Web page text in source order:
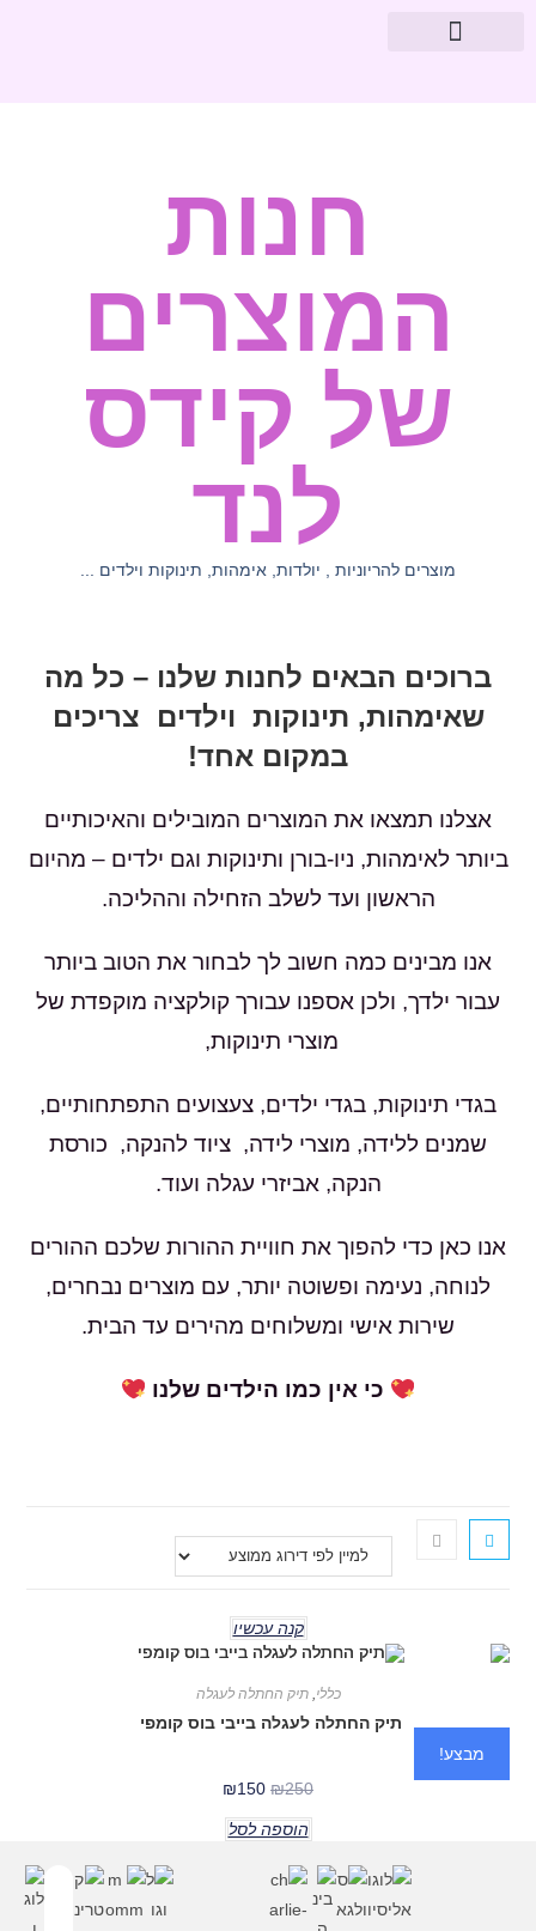
חנות
המוצרים
של קידס
לנד
מוצרים להריוניות , יולדות, אימהות, תינוקות וילדים ...
ברוכים הבאים לחנות שלנו – כל מה
שאימהות, תינוקות וילדים צריכים
במקום אחד!
אצלנו תמצאו את המוצרים המובילים והאיכותיים
ביותר לאימהות, ניו-בורן ותינוקות וגם ילדים – מהיום
הראשון ועד לשלב הזחילה וההליכה.
אנו מבינים כמה חשוב לך לבחור את הטוב ביותר
עבור ילדך, ולכן אספנו עבורך קולקציה מוקפדת של
מוצרי תינוקות,
בגדי תינוקות, בגדי ילדים, צעצועים התפתחותיים,
שמנים ללידה, מוצרי לידה, ציוד להנקה, כורסת
הנקה, אביזרי עגלה ועוד.
אנו כאן כדי להפוך את חוויית ההורות שלכם ההורים
לנוחה, נעימה ופשוטה יותר, עם מוצרים נבחרים,
שירות אישי ומשלוחים מהירים עד הבית.
כי אין כמו הילדים שלנו
קנה עכשיו
מבצע!
כללי,תיק החתלה לעגלה
תיק החתלה לעגלה בייבי בוס קומפי
₪250
₪150
הוספה לסל